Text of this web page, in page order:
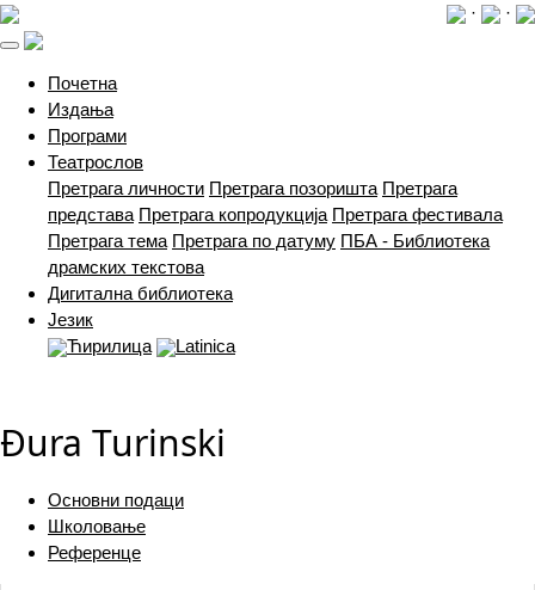
· ·
Почетна(current)
Издања
Програми
Театрослов
Претрага личности Претрага позоришта Претрага
представа Претрага копродукција Претрага фестивала
Претрага тема Претрага по датуму ПБА - Библиотека
драмских текстова
Дигитална библиотека
Језик
Ћирилица
Latinica
Đura Turinski
Основни подаци
Школовање
Референце